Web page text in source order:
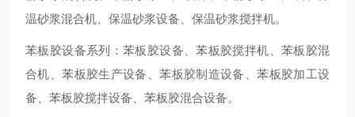
温砂浆混合机、保温砂浆设备、保温砂浆搅拌机。
苯板胶设备系列：苯板胶设备、苯板胶搅拌机、苯板胶混
合机、苯板胶生产设备、苯板胶制造设备、苯板胶加工设
备、苯板胶搅拌设备、苯板胶混合设备。